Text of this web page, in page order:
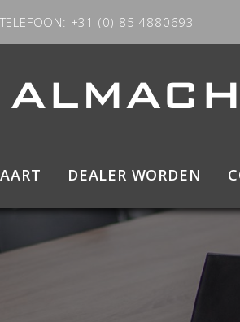
TELEFOON: +31 (0) 85 4880693
DEALER WORDEN